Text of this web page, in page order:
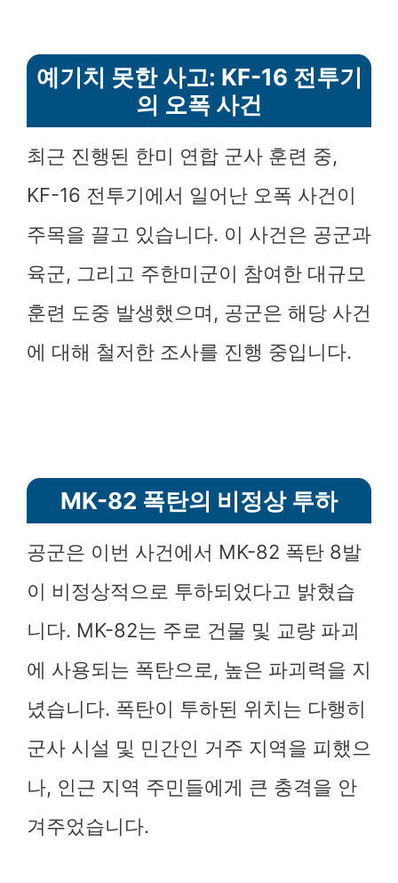
예기치 못한 사고: KF-16 전투기
의 오폭 사건
최근 진행된 한미 연합 군사 훈련 중,
KF-16 전투기에서 일어난 오폭 사건이
주목을 끌고 있습니다. 이 사건은 공군과
육군, 그리고 주한미군이 참여한 대규모
훈련 도중 발생했으며, 공군은 해당 사건
에 대해 철저한 조사를 진행 중입니다.
MK-82 폭탄의 비정상 투하
공군은 이번 사건에서 MK-82 폭탄 8발
이 비정상적으로 투하되었다고 밝혔습
니다. MK-82는 주로 건물 및 교량 파괴
에 사용되는 폭탄으로, 높은 파괴력을 지
녔습니다. 폭탄이 투하된 위치는 다행히
군사 시설 및 민간인 거주 지역을 피했으
나, 인근 지역 주민들에게 큰 충격을 안
겨주었습니다.